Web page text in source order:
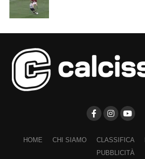
HOME CHI SIAMO CLASSIFICA
PUBBLICITÀ